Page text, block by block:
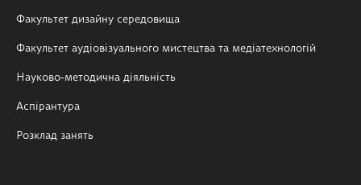
Факультет дизайну середовища
Факультет аудіовізуального мистецтва та медіатехнологій
Науково-методична діяльність
Аспірантура
Розклад занять